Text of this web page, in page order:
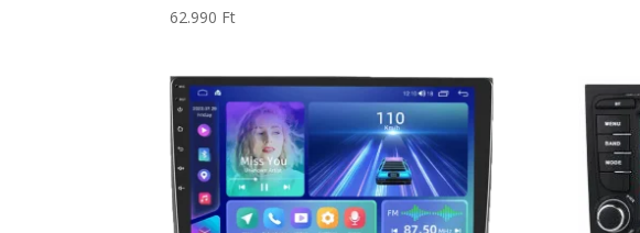
62.990 Ft